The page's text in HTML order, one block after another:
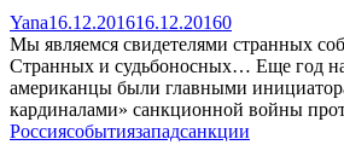
Yana16.12.201616.12.20160
Мы являемся свидетелями странных
Странных и судьбоносных… Еще год
американцы были главными
кардиналами» санкционной войны
Россиясобытиязападсанкции